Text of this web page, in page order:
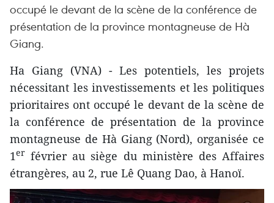
occupé le devant de la scène de la conférence de
présentation de la province montagneuse de Hà
Giang.
Ha Giang (VNA) - Les potentiels, les projets
nécessitant les investissements et les politiques
prioritaires ont occupé le devant de la scène de
la conférence de présentation de la province
montagneuse de Hà Giang (Nord), organisée ce
1er février au siège du ministère des Affaires
étrangères, au 2, rue Lê Quang Dao, à Hanoï.